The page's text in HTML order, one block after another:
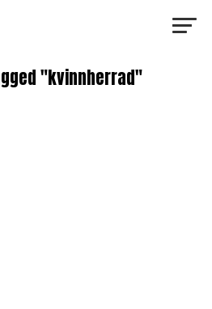
"kvinnherrad"